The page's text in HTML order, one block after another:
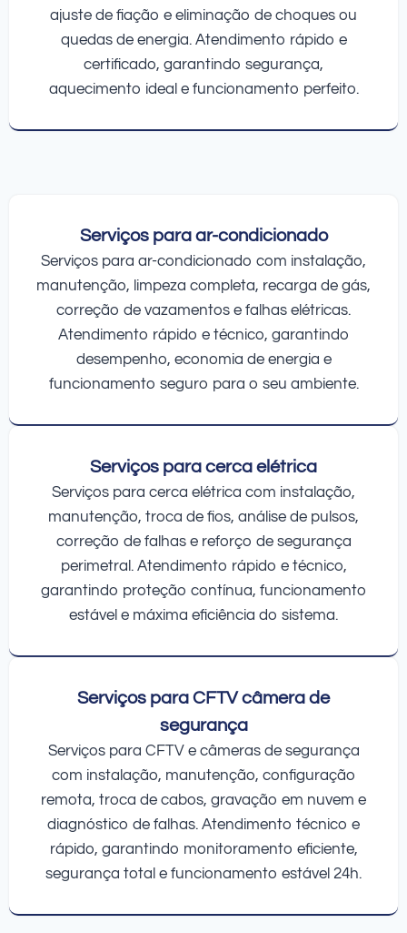
ajuste de fiação e eliminação de choques ou
quedas de energia. Atendimento rápido e
certificado, garantindo segurança,
aquecimento ideal e funcionamento perfeito.
Serviços para ar-condicionado
Serviços para ar-condicionado com instalação,
manutenção, limpeza completa, recarga de gás,
correção de vazamentos e falhas elétricas.
Atendimento rápido e técnico, garantindo
desempenho, economia de energia e
funcionamento seguro para o seu ambiente.
Serviços para cerca elétrica
Serviços para cerca elétrica com instalação,
manutenção, troca de fios, análise de pulsos,
correção de falhas e reforço de segurança
perimetral. Atendimento rápido e técnico,
garantindo proteção contínua, funcionamento
estável e máxima eficiência do sistema.
Serviços para CFTV câmera de
segurança
Serviços para CFTV e câmeras de segurança
com instalação, manutenção, configuração
remota, troca de cabos, gravação em nuvem e
diagnóstico de falhas. Atendimento técnico e
rápido, garantindo monitoramento eficiente,
segurança total e funcionamento estável 24h.